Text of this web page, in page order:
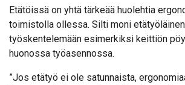
Etätöissä on yhtä tärkeää huolehtia
toimistolla ollessa. Silti moni
työskentelemään esimerkiksi keittiön
huonossa työasennossa.
”Jos etätyö ei ole satunnaista,